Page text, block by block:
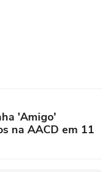
'Amigo'
na AACD em 11